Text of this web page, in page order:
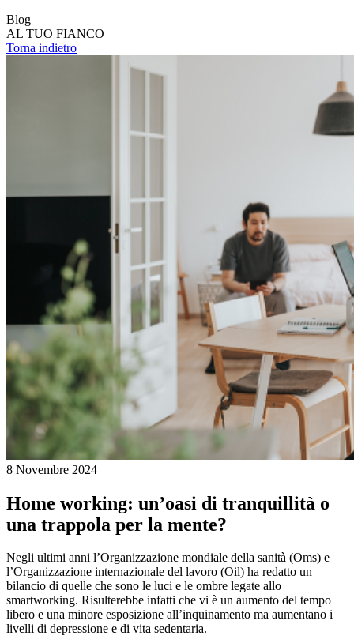
Blog
AL TUO FIANCO
Torna indietro
8 Novembre 2024
Home working: un’oasi di tranquillità o
una trappola per la mente?
Negli ultimi anni l’Organizzazione mondiale della sanità (Oms) e
l’Organizzazione internazionale del lavoro (Oil) ha redatto un
bilancio di quelle che sono le luci e le ombre legate allo
smartworking. Risulterebbe infatti che vi è un aumento del tempo
libero e una minore esposizione all’inquinamento ma aumentano i
livelli di depressione e di vita sedentaria.